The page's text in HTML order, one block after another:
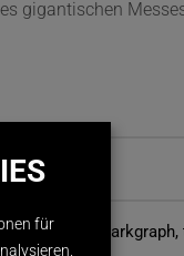
gigantischen
AtelierMarkgraph,
für